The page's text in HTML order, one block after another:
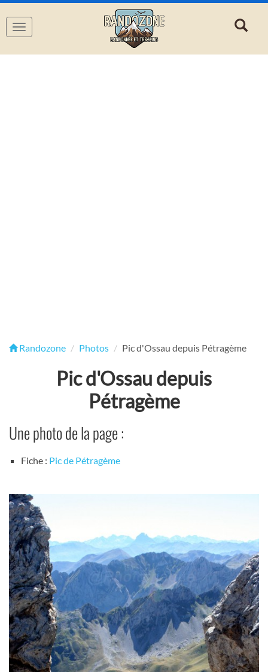
Navigation
Randozone Photos Pic d'Ossau depuis Pétragème
Pic d'Ossau depuis
Pétragème
Une photo de la page :
Fiche : Pic de Pétragème